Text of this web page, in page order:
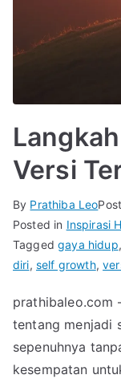
Versi
By Prathiba Leo
Posted in Inspirasi
Taggedgaya hidup,
diri, self growth,
prathibaleo.com
tentang menjadi
sepenuhnya
kesempatan